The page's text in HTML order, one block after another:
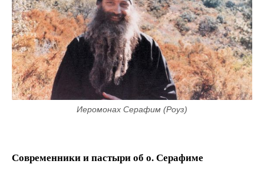
Иеромонах Серафим (Роуз)
Современники и пастыри об о. Серафиме